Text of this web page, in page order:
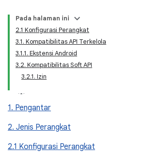
Pada halaman ini
2.1 Konfigurasi Perangkat
3.1. Kompatibilitas API Terkelola
3.1.1. Ekstensi Android
3.2. Kompatibilitas Soft API
3.2.1. Izin
1. Pengantar
2. Jenis Perangkat
2.1 Konfigurasi Perangkat